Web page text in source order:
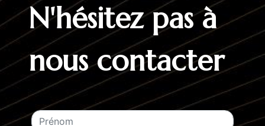
N'hésitez pas à
nous contacter